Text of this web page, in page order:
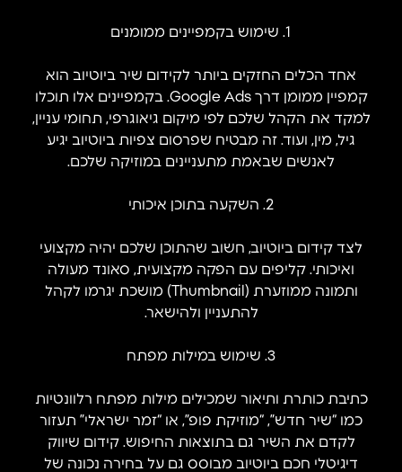
1. שימוש בקמפיינים ממומנים
אחד הכלים החזקים ביותר לקידום שיר ביוטיוב הוא
קמפיין ממומן דרך Google Ads. בקמפיינים אלו תוכלו
למקד את הקהל שלכם לפי מיקום גיאוגרפי, תחומי עניין,
גיל, מין, ועוד. זה מבטיח שפרסום צפיות ביוטיוב יגיע
לאנשים שבאמת מתעניינים במוזיקה שלכם.
2. השקעה בתוכן איכותי
לצד קידום ביוטיוב, חשוב שהתוכן שלכם יהיה מקצועי
ואיכותי. קליפים עם הפקה מקצועית, סאונד מעולה
ותמונה ממוזערת (Thumbnail) מושכת יגרמו לקהל
להתעניין ולהישאר.
3. שימוש במילות מפתח
כתיבת כותרת ותיאור שמכילים מילות מפתח רלוונטיות
כמו “שיר חדש”, “מוזיקת פופ”, או “זמר ישראלי” תעזור
לקדם את השיר גם בתוצאות החיפוש. קידום שיווק
דיגיטלי חכם ביוטיוב מבוסס גם על בחירה נכונה של